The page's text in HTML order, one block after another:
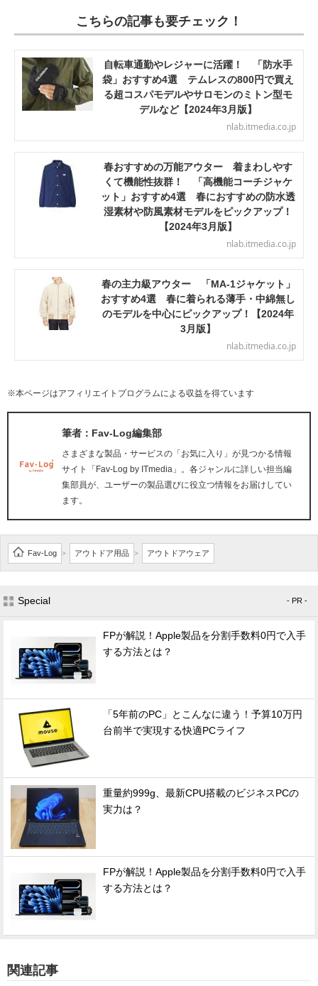
こちらの記事も要チェック！
自転車通勤やレジャーに活躍！ 「防水手
袋」おすすめ4選 テムレスの800円で買え
る超コスパモデルやサロモンのミトン型モ
デルなど【2024年3月版】
nlab.itmedia.co.jp
春おすすめの万能アウター 着まわしやす
くて機能性抜群！ 「高機能コーチジャケ
ット」おすすめ4選 春におすすめの防水透
湿素材や防風素材モデルをピックアップ！
【2024年3月版】
nlab.itmedia.co.jp
春の主力級アウター 「MA-1ジャケット」
おすすめ4選 春に着られる薄手・中綿無し
のモデルを中心にピックアップ！【2024年
3月版】
nlab.itmedia.co.jp
※本ページはアフィリエイトプログラムによる収益を得ています
筆者：Fav-Log編集部
さまざまな製品・サービスの「お気に入り」が見つかる情報
サイト「Fav-Log by ITmedia」。各ジャンルに詳しい担当編
集部員が、ユーザーの製品選びに役立つ情報をお届けしてい
ます。
Fav-Log > アウトドア用品 > アウトドアウェア
Special - PR -
FPが解説！Apple製品を分割手数料0円で入手
する方法とは？
「5年前のPC」とこんなに違う！予算10万円
台前半で実現する快適PCライフ
重量約999g、最新CPU搭載のビジネスPCの
実力は？
FPが解説！Apple製品を分割手数料0円で入手
する方法とは？
関連記事